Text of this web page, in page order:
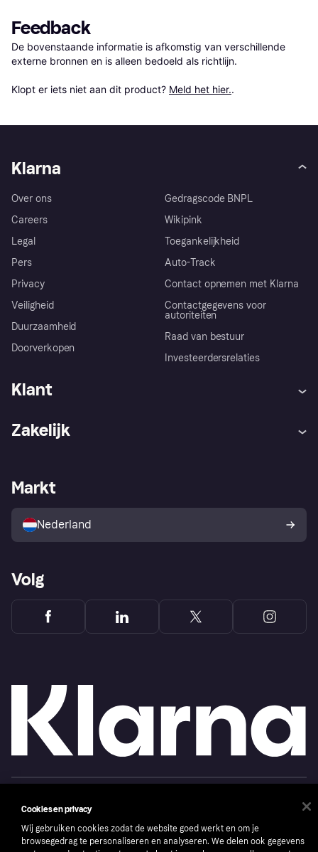
Feedback
De bovenstaande informatie is afkomstig van verschillende
externe bronnen en is alleen bedoeld als richtlijn.
Klopt er iets niet aan dit product? Meld het hier..
Klarna
Over ons
Careers
Legal
Pers
Privacy
Veiligheid
Duurzaamheid
Doorverkopen
Gedragscode BNPL
Wikipink
Toegankelijkheid
Auto-Track
Contact opnemen met Klarna
Contactgegevens voor
autoriteiten
Raad van bestuur
Investeerdersrelaties
Klant
Winkeloverzicht
Kopersbescherming voor
consumenten
Zakelijk
Zakelijke login
Markt
Nederland
Volg
rights reserved. Klarna Bank AB (publ). Sveavägen 46, 111 34 Stockholm. Organization
number: 556737-0431
CookiesKlarna.com
Cookies en privacy
Wij gebruiken cookies zodat de website goed werkt en om je
browsegedrag te personaliseren en analyseren. We delen ook gegevens